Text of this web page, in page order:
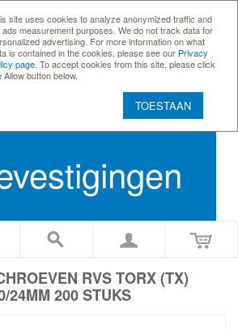
site uses cookies to analyze anonymized traffic and
ads measurement purposes. We do not track data for
advertising. For more information on what
is contained in the cookies, please see our Privacy
page . To accept cookies from this site, please click
Allow button below.
TOESTAAN
RVS TORX (TX)
24MM 200 STUKS